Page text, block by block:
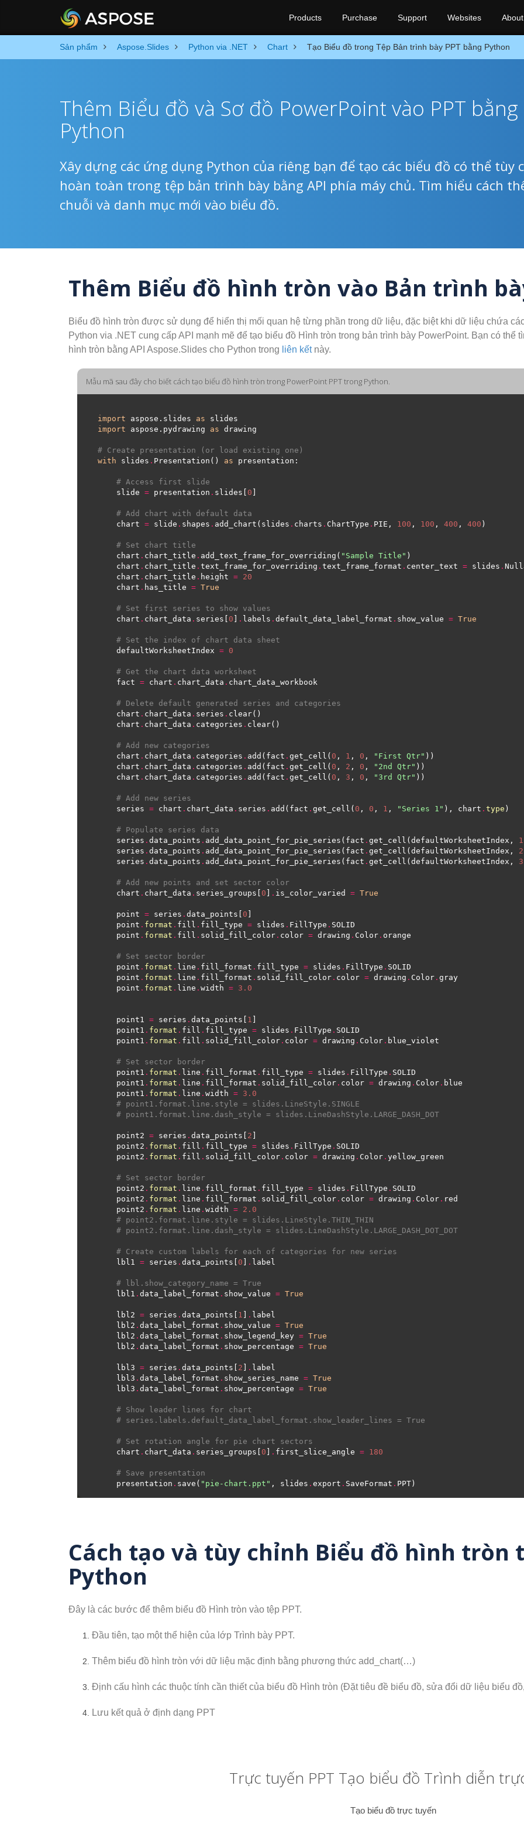
Products Purchase Support Websites About
Sản phẩm Aspose.Slides Python via .NET Chart Tạo Biểu đồ trong Tệp Bản trình bày PPT bằng Python
Thêm Biểu đồ và Sơ đồ PowerPoint vào PPT bằng
Python
Xây dựng các ứng dụng Python của riêng bạn để tạo các biểu đồ có thể tùy
hoàn toàn trong tệp bản trình bày bằng API phía máy chủ. Tìm hiểu cách
chuỗi và danh mục mới vào biểu đồ.
Thêm Biểu đồ hình tròn vào Bản trình
Biểu đồ hình tròn được sử dụng để hiển thị mối quan hệ từng phần trong dữ liệu, đặc biệt khi dữ liệu chứa
Python via .NET cung cấp API mạnh mẽ để tạo biểu đồ Hình tròn trong bản trình bày PowerPoint. Bạn có thể
hình tròn bằng API Aspose.Slides cho Python trong liên kếtnày.
Mẫu mã sau đây cho biết cách tạo biểu đồ hình tròn trong PowerPoint PPT trong Python.
import aspose.slides as
import aspose.pydrawing as
# Create presentation (or load existing one)
with slides . Presentation() as
# Access first slide
    slide
= presentation . slides[ 0
# Add chart with default data
    chart
= slide . shapes . add_chart(slides . charts . ChartType . PIE, 100 , 100 , 400 , 400
# Set chart title
    chart
. chart_title . add_text_frame_for_overriding( "Sample Title"
    chart
. chart_title . text_frame_for_overriding . text_frame_format . center_text = slides .
    chart
. chart_title . height = 20
    chart
. has_title = True
# Set first series to show values
    chart
. chart_data . series[ 0 . labels . default_data_label_format . show_value = True
# Set the index of chart data sheet
    defaultWorksheetIndex
= 0
# Get the chart data worksheet
    fact
= chart . chart_data .
# Delete default generated series and categories
    chart
. chart_data . series .
    chart
. chart_data . categories .
# Add new categories
    chart
. chart_data . categories . add(fact . get_cell( 0 , 1 , 0 , "First Qtr"
    chart
. chart_data . categories . add(fact . get_cell( 0 , 2 , 0 , "2nd Qtr"
    chart
. chart_data . categories . add(fact . get_cell( 0 , 3 , 0 , "3rd Qtr"
# Add new series
    series
= chart . chart_data . series . add(fact . get_cell( 0 , 0 , 1 , "Series 1" ), chart . type
# Populate series data
    series
. data_points . add_data_point_for_pie_series(fact . get_cell(defaultWorksheetIndex, 1
    series
. data_points . add_data_point_for_pie_series(fact . get_cell(defaultWorksheetIndex, 2
    series
. data_points . add_data_point_for_pie_series(fact . get_cell(defaultWorksheetIndex, 3
# Add new points and set sector color
    chart
. chart_data . series_groups[ 0 . is_color_varied = True
    point
= series . data_points[ 0
    point
. format . fill . fill_type = slides . FillType .
    point
. format . fill . solid_fill_color . color = drawing . Color .
# Set sector border
    point
. format . line . fill_format . fill_type = slides . FillType .
    point
. format . line . fill_format . solid_fill_color . color = drawing . Color .
    point
. format . line . width = 3.0
    point1
= series . data_points[ 1
    point1
. format . fill . fill_type = slides . FillType .
    point1
. format . fill . solid_fill_color . color = drawing . Color .
# Set sector border
    point1
. format . line . fill_format . fill_type = slides . FillType .
    point1
. format . line . fill_format . solid_fill_color . color = drawing . Color .
    point1
. format . line . width = 3.0
# point1.format.line.style = slides.LineStyle.SINGLE
# point1.format.line.dash_style = slides.LineDashStyle.LARGE_DASH_DOT
    point2
= series . data_points[ 2
    point2
. format . fill . fill_type = slides . FillType .
    point2
. format . fill . solid_fill_color . color = drawing . Color .
# Set sector border
    point2
. format . line . fill_format . fill_type = slides . FillType .
    point2
. format . line . fill_format . solid_fill_color . color = drawing . Color .
    point2
. format . line . width = 2.0
# point2.format.line.style = slides.LineStyle.THIN_THIN
# point2.format.line.dash_style = slides.LineDashStyle.LARGE_DASH_DOT_DOT
# Create custom labels for each of categories for new series
    lbl1
= series . data_points[ 0 .
# lbl.show_category_name = True
    lbl1
. data_label_format . show_value = True
    lbl2
= series . data_points[ 1 .
    lbl2
. data_label_format . show_value = True
    lbl2
. data_label_format . show_legend_key = True
    lbl2
. data_label_format . show_percentage = True
    lbl3
= series . data_points[ 2 .
    lbl3
. data_label_format . show_series_name = True
    lbl3
. data_label_format . show_percentage = True
# Show leader lines for chart
# series.labels.default_data_label_format.show_leader_lines = True
# Set rotation angle for pie chart sectors
    chart
. chart_data . series_groups[ 0 . first_slice_angle = 180
# Save presentation
    presentation
. save( "pie-chart.ppt" , slides . export . SaveFormat .
Cách tạo và tùy chỉnh Biểu đồ hình tròn
Python
Đây là các bước để thêm biểu đồ Hình tròn vào tệp PPT.
Đầu tiên, tạo một thể hiện của lớp Trình bày PPT.
Thêm biểu đồ hình tròn với dữ liệu mặc định bằng phương thức add_chart(…)
Định cấu hình các thuộc tính cần thiết của biểu đồ Hình tròn (Đặt tiêu đề biểu đồ, sửa đổi dữ liệu biểu
Lưu kết quả ở định dạng PPT
Trực tuyến PPT Tạo biểu đồ Trình diễn
Tạo biểu đồ trực tuyến